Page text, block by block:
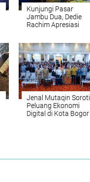
Kunjungi Pasar
Jambu Dua, Dedie
Rachim Apresiasi
Jenal Mutaqin Soroti
Peluang Ekonomi
Digital di Kota Bogor